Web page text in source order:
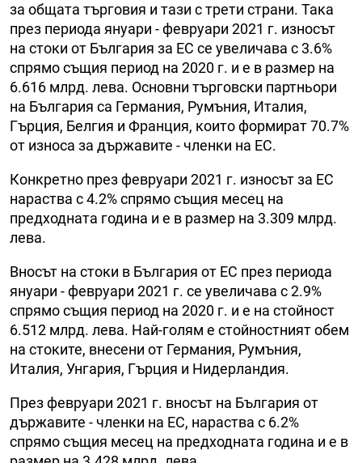
за общата търговия и тази с трети страни. Така
през периода януари - февруари 2021 г. износът
на стоки от България за ЕС се увеличава с 3.6%
спрямо същия период на 2020 г. и е в размер на
6.616 млрд. лева. Основни търговски партньори
на България са Германия, Румъния, Италия,
Гърция, Белгия и Франция, които формират 70.7%
от износа за държавите - членки на ЕС.
Конкретно през февруари 2021 г. износът за ЕС
нараства с 4.2% спрямо същия месец на
предходната година и е в размер на 3.309 млрд.
лева.
Вносът на стоки в България от ЕС през периода
януари - февруари 2021 г. се увеличава с 2.9%
спрямо същия период на 2020 г. и е на стойност
6.512 млрд. лева. Най-голям е стойностният обем
на стоките, внесени от Германия, Румъния,
Италия, Унгария, Гърция и Нидерландия.
През февруари 2021 г. вносът на България от
държавите - членки на ЕС, нараства с 6.2%
спрямо същия месец на предходната година и е в